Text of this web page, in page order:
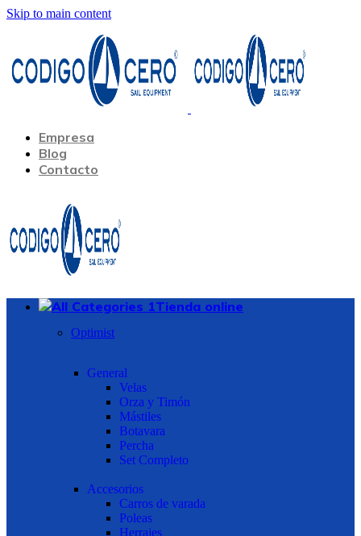
Skip to main content
Empresa
Blog
Contacto
Tienda online
Optimist
General
Velas
Orza y Timón
Mástiles
Botavara
Percha
Set Completo
Accesorios
Carros de varada
Poleas
Herrajes